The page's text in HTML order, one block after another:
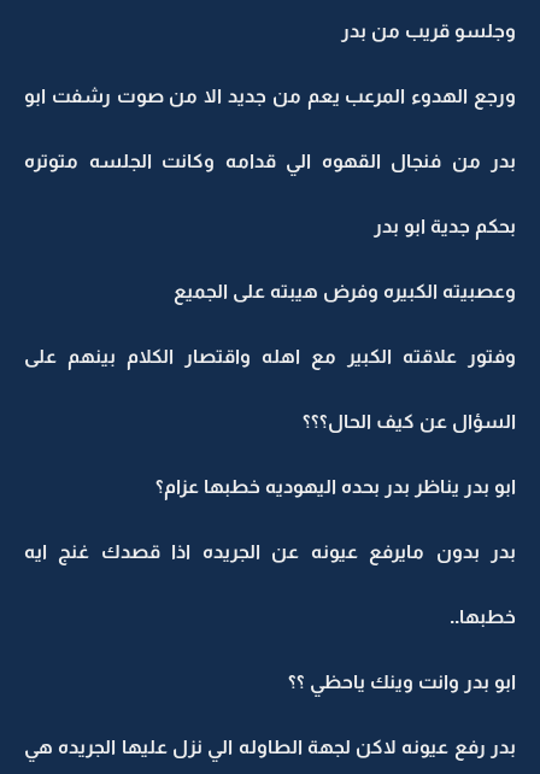
وجلسو قريب من بدر
ورجع الهدوء المرعب يعم من جديد الا من صوت رشفت ابو
بدر من فنجال القهوه الي قدامه وكانت الجلسه متوتره
بحكم جدية ابو بدر
وعصبيته الكبيره وفرض هيبته على الجميع
وفتور علاقته الكبير مع اهله واقتصار الكلام بينهم على
السؤال عن كيف الحال؟؟؟
ابو بدر يناظر بدر بحده اليهوديه خطبها عزام؟
بدر بدون مايرفع عيونه عن الجريده اذا قصدك غنج ايه
خطبها..
ابو بدر وانت وينك ياحظي ؟؟
بدر رفع عيونه لاكن لجهة الطاوله الي نزل عليها الجريده هي